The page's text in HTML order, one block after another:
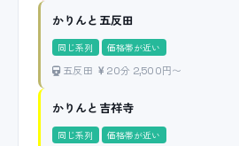
かりんと五反田
同じ系列 価格帯が近い
五反田 20分 2,500円〜
かりんと吉祥寺
同じ系列 価格帯が近い